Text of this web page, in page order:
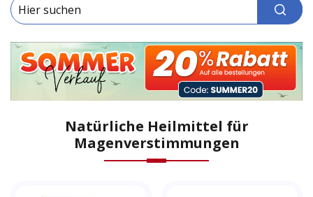
Natürliche Heilmittel für
Magenverstimmungen